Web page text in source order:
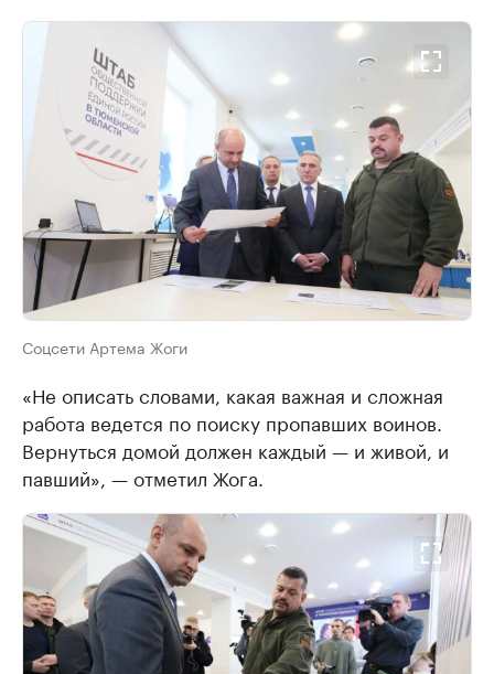
Соцсети Артема Жоги
«Не описать словами, какая важная и сложная
работа ведется по поиску пропавших воинов.
Вернуться домой должен каждый — и живой, и
павший», — отметил Жога.